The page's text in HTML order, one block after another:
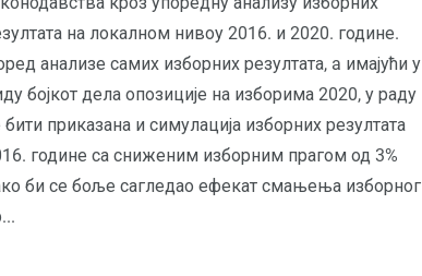
на локалном нивоу 2016. и 2020. године.
анализе самих изборних резултата, a имајући у
бојкот дела опозиције на изборима 2020, у раду
бити приказана и симулација изборних резултата
године са сниженим изборним прагом од 3%
би се боље сагледао ефекат смањења изборног